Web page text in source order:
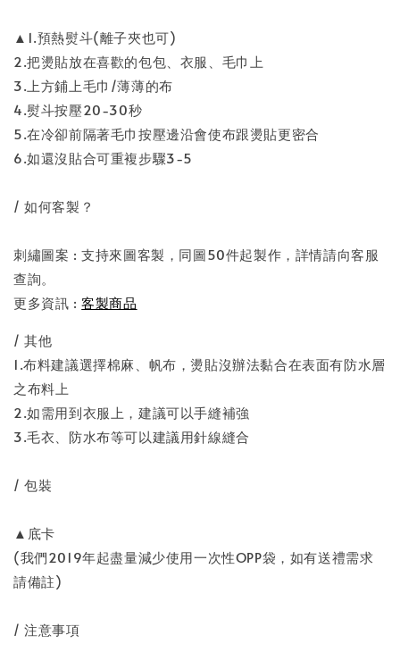
▲1.預熱熨斗(離子夾也可)
2.把燙貼放在喜歡的包包、衣服、毛巾上
3.上方鋪上毛巾/薄薄的布
4.熨斗按壓20-30秒
5.在冷卻前隔著毛巾按壓邊沿會使布跟燙貼更密合
6.如還沒貼合可重複步驟3-5
/ 如何客製？
刺繡圖案 : 支持來圖客製，同圖50件起製作，詳情請向客服
查詢。
更多資訊 :客製商品
/ 其他
1.布料建議選擇棉麻、帆布，燙貼沒辦法黏合在表面有防水層
之布料上
2.如需用到衣服上，建議可以手縫補強
3.毛衣、防水布等可以建議用針線縫合
/ 包裝
▲底卡
(我們2019年起盡量減少使用一次性OPP袋，如有送禮需求
請備註)
/ 注意事項